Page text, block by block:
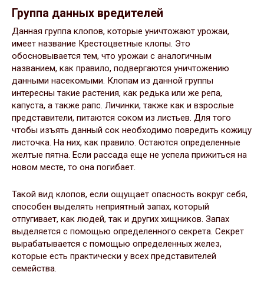
Группа данных вредителей
Данная группа клопов, которые уничтожают урожаи,
имеет название Крестоцветные клопы. Это
обосновывается тем, что урожаи с аналогичным
названием, как правило, подвергаются уничтожению
данными насекомыми. Клопам из данной группы
интересны такие растения, как редька или же репа,
капуста, а также рапс. Личинки, также как и взрослые
представители, питаются соком из листьев. Для того
чтобы изъять данный сок необходимо повредить кожицу
листочка. На них, как правило. Остаются определенные
желтые пятна. Если рассада еще не успела прижиться на
новом месте, то она погибает.
Такой вид клопов, если ощущает опасность вокруг себя,
способен выделять неприятный запах, который
отпугивает, как людей, так и других хищников. Запах
выделяется с помощью определенного секрета. Секрет
вырабатывается с помощью определенных желез,
которые есть практически у всех представителей
семейства.